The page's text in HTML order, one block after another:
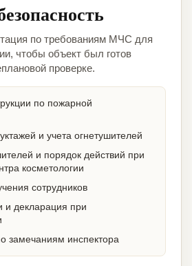
по требованиям МЧС для
чтобы объект был готов
проверке.
по пожарной
и учета огнетушителей
и порядок действий при
косметологии
сотрудников
и декларация при
замечаниям инспектора